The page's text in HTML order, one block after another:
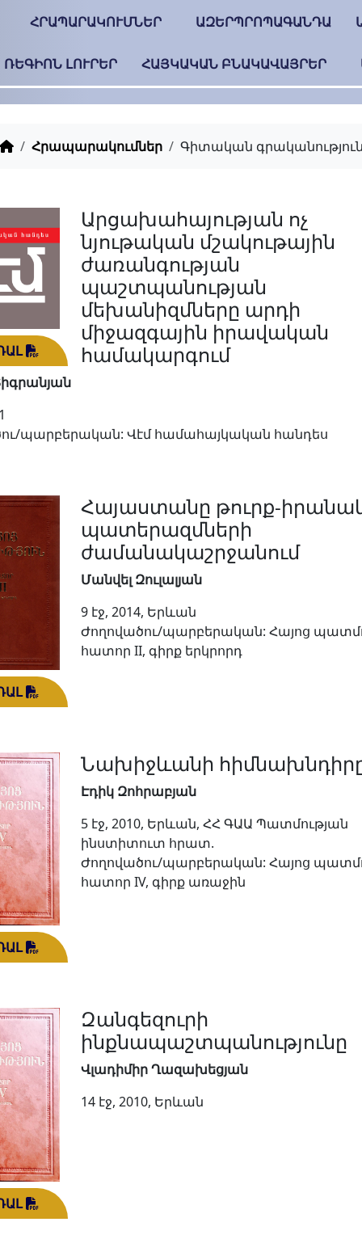
ՀՐԱՊԱՐԱԿՈՒՄՆԵՐ ԱԶԵՐՊՐՈՊԱԳԱՆԴԱ
ՌԵԳԻՈՆ ԼՈՒՐԵՐ ՀԱՅԿԱԿԱՆ ԲՆԱԿԱՎԱՅՐԵՐ
Հրապարակումներ Գիտական գրականություն
Արցախահայության ոչ
նյութական մշակութային
ժառանգության
պաշտպանության
մեխանիզմները արդի
միջազգային իրավական
համակարգում
պարբերական: Վէմ համահայկական հանդես
Հայաստանը թուրք-
պատերազմների
ժամանակաշրջանում
Մանվել Զուլալյան
9 էջ, 2014, Երևան
Ժողովածու/պարբերական: Հայոց
հատոր II, գիրք երկրորդ
Նախիջևանի
Էդիկ Զոհրաբյան
5 էջ, 2010, Երևան, ՀՀ ԳԱԱ Պատմության
ինստիտուտ հրատ.
Ժողովածու/պարբերական: Հայոց
հատոր IV, գիրք առաջին
Զանգեզուրի
ինքնապաշտպանությունը
Վլադիմիր Ղազախեցյան
14 էջ, 2010, Երևան